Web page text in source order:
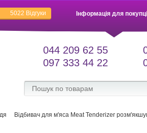
5022 Відгуки Інформація для
044 209 62 55
097 333 44 22
Відбивач для м'яса Meat Tenderizer